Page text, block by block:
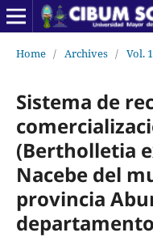
Home / Archives / Vol.
Sistema de
(Bertholletia
Nacebe del
provincia